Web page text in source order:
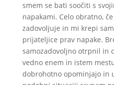
smem se bati soočiti s
napakami. Celo obratno,
zadovoljuje in mi krepi
prijateljice prav napake.
samozadovoljno otrpnil in
vedno enem in istem
dobrohotno opominjajo in